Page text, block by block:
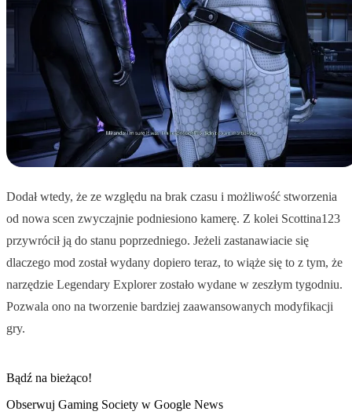
Dodał wtedy, że ze względu na brak czasu i możliwość stworzenia
od nowa scen zwyczajnie podniesiono kamerę. Z kolei Scottina123
przywrócił ją do stanu poprzedniego. Jeżeli zastanawiacie się
dlaczego mod został wydany dopiero teraz, to wiąże się to z tym, że
narzędzie Legendary Explorer zostało wydane w zeszłym tygodniu.
Pozwala ono na tworzenie bardziej zaawansowanych modyfikacji
gry.
Bądź na bieżąco!
Obserwuj Gaming Society w Google News